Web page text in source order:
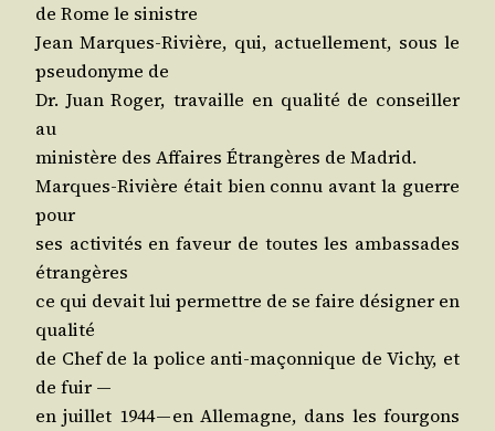
de Rome le sinistre
Jean Marques-Rivière, qui, actuel­le­ment, sous le
pseu­do­nyme de
Dr. Juan Roger, tra­vaille en qua­li­té de conseiller
au
minis­tère des Affaires Étran­gères de Madrid.
Marques-Rivière était bien connu avant la guerre
pour
ses acti­vi­tés en faveur de toutes les ambas­sades
étrangères
ce qui devait lui per­mettre de se faire dési­gner en
qualité
de Chef de la police anti-maçon­nique de Vichy, et
de fuir —
en juillet 1944 — en Alle­magne, dans les four­gons